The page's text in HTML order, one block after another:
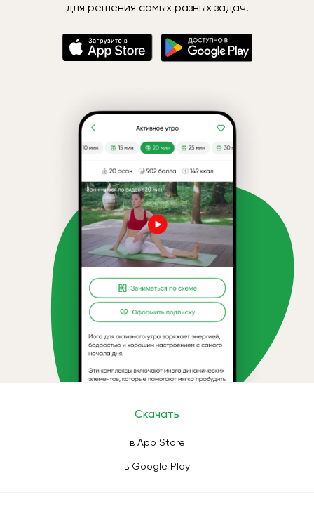
для решения самых разных задач.
Скачать
в App Store
в Google Play